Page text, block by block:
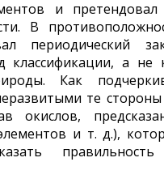
и
В
периодический
а не
Как
те
окислов,
и т. д.),